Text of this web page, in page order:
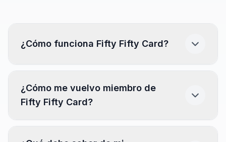
¿Cómo funciona Fifty Fifty Card?
Descarga la app.(Disponible en App Store y
Play Store)
Ve los días y horarios disponibles
¿Cómo me vuelvo miembro de
Fifty Fifty Card?